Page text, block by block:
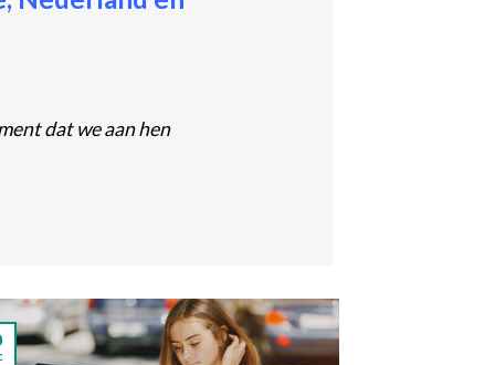
dat we aan hen